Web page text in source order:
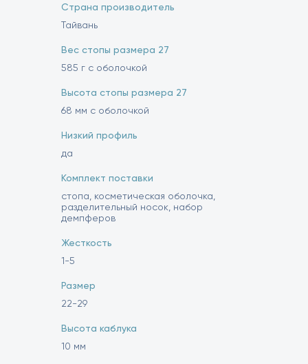
Страна производитель
Тайвань
Вес стопы размера 27
585 г с оболочкой
Высота стопы размера 27
68 мм с оболочкой
Низкий профиль
да
Комплект поставки
стопа, косметическая оболочка,
разделительный носок, набор
демпферов
Жесткость
1-5
Размер
22-29
Высота каблука
10 мм